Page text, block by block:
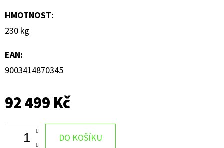
HMOTNOST:
230 kg
EAN:
9003414870345
92 499 Kč
DO KOŠÍKU